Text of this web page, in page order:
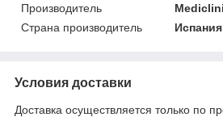
Производитель
Страна производитель
Испания
Условия доставки
Доставка осуществляется только по